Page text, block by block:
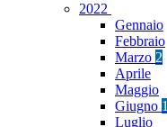
2022
Gennaio
Febbraio
Marzo 2
Aprile
Maggio
Giugno 1
Luglio